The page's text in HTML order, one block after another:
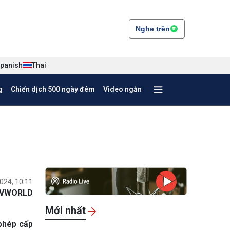
Nghe trên
Thai
Chiến dịch 500 ngày đêm Video ngắn
10:11
cấp
Mới nhất